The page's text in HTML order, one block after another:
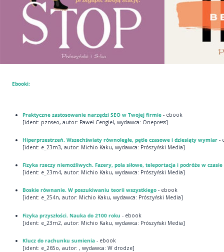
Ebooki:
Praktyczne zastosowanie narzędzi SEO w Twojej firmie- ebook
[ident: pznseo, autor: Paweł Cengiel, wydawca: Onepress]
Hiperprzestrzeń. Wszechświaty równoległe, pętle czasowe i dziesiąty wymiar -
[ident: e_23m3, autor: Michio Kaku, wydawca: Prószyński Media]
Fizyka rzeczy niemożliwych. Fazery, pola siłowe, teleportacja i podróże w czasie
[ident: e_23m4, autor: Michio Kaku, wydawca: Prószyński Media]
Boskie równanie. W poszukiwaniu teorii wszystkiego- ebook
[ident: e_254n, autor: Michio Kaku, wydawca: Prószyński Media]
Fizyka przyszłości. Nauka do 2100 roku - ebook
[ident: e_23m2, autor: Michio Kaku, wydawca: Prószyński Media]
Klucz do rachunku sumienia- ebook
[ident: e_265o, autor: , wydawca: W drodze]